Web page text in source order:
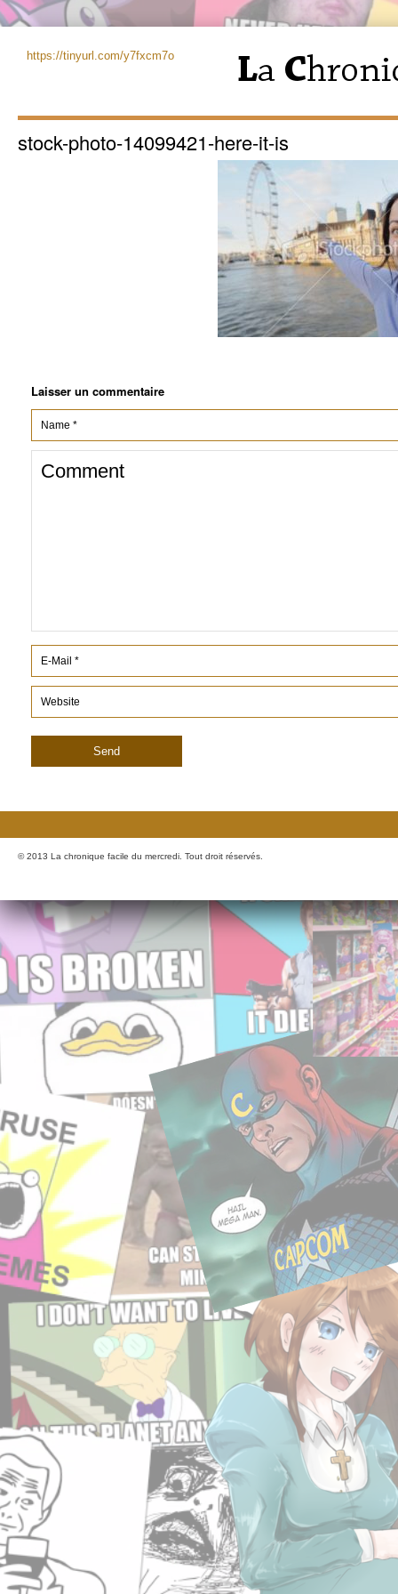
https://tinyurl.com/y7fxcm7o
stock-photo-14099421-here-it-is
Laisser un commentaire
© 2013 La chronique facile du mercredi. Tout droit réservés.